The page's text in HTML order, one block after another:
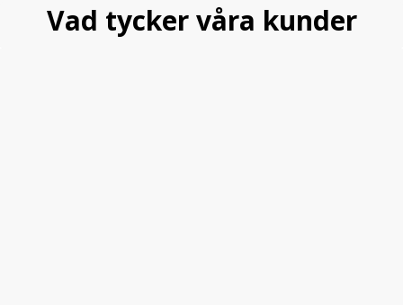
Vad tycker våra kunder